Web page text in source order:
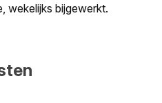
wekelijks bijgewerkt.